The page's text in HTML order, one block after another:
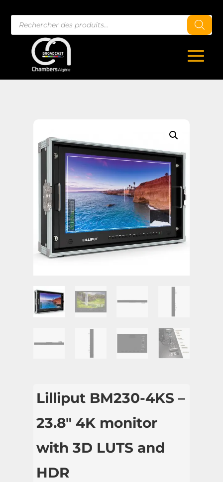
Recherche
de
produits
Lilliput BM230-4KS –
23.8″ 4K monitor
with 3D LUTS and
HDR